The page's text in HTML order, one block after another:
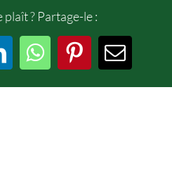
? Partage-le :
WhatsApp
Pinterest
Email